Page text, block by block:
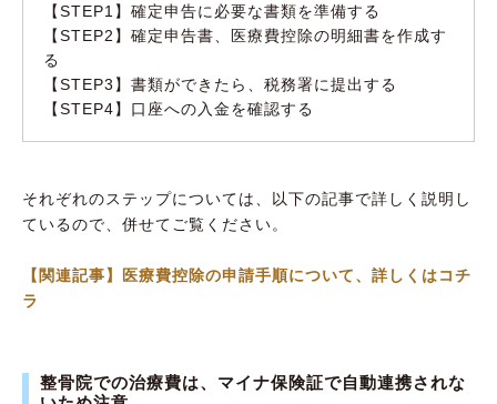
【STEP1】確定申告に必要な書類を準備する
【STEP2】確定申告書、医療費控除の明細書を作成す
る
【STEP3】書類ができたら、税務署に提出する
【STEP4】口座への入金を確認する
それぞれのステップについては、以下の記事で詳しく説明し
ているので、併せてご覧ください。
【関連記事】医療費控除の申請手順について、詳しくはコチ
ラ
整骨院での治療費は、マイナ保険証で自動連携されな